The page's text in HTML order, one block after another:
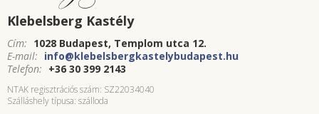
Klebelsberg Kastély
Cím: 1028 Budapest, Templom utca 12.
E-mail: info@klebelsbergkastelybudapest.hu
Telefon: +36 30 399 2143
NTAK regisztrációs szám: SZ22034040
Szálláshely típusa: szálloda